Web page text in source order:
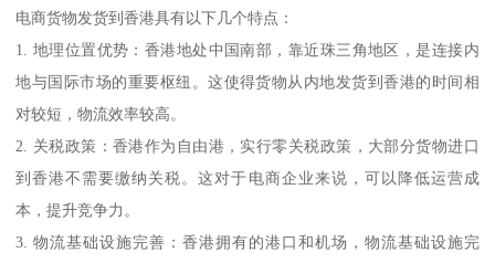
电商货物发货到香港具有以下几个特点：
1. 地理位置优势：香港地处中国南部，靠近珠三角地区，是连接内
地与国际市场的重要枢纽。这使得货物从内地发货到香港的时间相
对较短，物流效率较高。
2. 关税政策：香港作为自由港，实行零关税政策，大部分货物进口
到香港不需要缴纳关税。这对于电商企业来说，可以降低运营成
本，提升竞争力。
3. 物流基础设施完善：香港拥有的港口和机场，物流基础设施完